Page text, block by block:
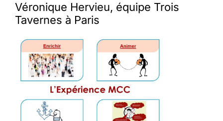
Véronique Hervieu, équipe Trois
Tavernes à Paris